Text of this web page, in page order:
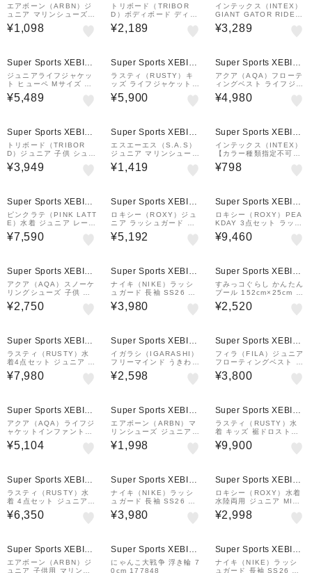
&mall店
エアボーン（ARBN）ジ
ュニア マリンシューズ A
B2026SSJ-FTW001 B
LU
¥1,098
&mall店
トリボード（TRIBOR
D）ボディボード ディス
カバリー 8575537
¥2,189
&mall店
インテックス（INTEX）
GIANT GATOR RIDE O
N フロート 58562 NP2
6
¥3,289
Super Sports XEBIO
&mall店
ジュニアライフジャケッ
ト ヒューペ Mサイズ BS
J-212C-YM
¥5,489
Super Sports XEBIO
&mall店
ラスティ（RUSTY）キ
ッズ ライフジャケット 9
64930PUR
¥5,900
Super Sports XEBIO
&mall店
アクア（AQA）フローテ
ィングベスト ライフジャ
ケット キッズ 子供用 23
KA-9026 PPL
¥4,980
Super Sports XEBIO
&mall店
トリボード（TRIBOR
D）ジュニア 子供 シュノ
ーケリング フルフェイス
マスク イージーブレス 8
¥3,949
Super Sports XEBIO
&mall店
エスエーエス（S.A.S）
ジュニア マリンシューズ
SS3TER37992 SAX
¥1,419
Super Sports XEBIO
&mall店
インテックス（INTEX）
【カラー種類指定不可】
キッズ 浮き輪 フロート
KIDDIE FLOATS 5958
¥798
Super Sports XEBIO
&mall店
ピンクラテ（PINK LATT
E）水着 ジュニア レース
パンツ3Pセット 33633
52
¥7,590
Super Sports XEBIO
&mall店
ロキシー（ROXY）ジュ
ニア ラッシュガード 長
袖 MINI ARTSY FLOR
AL LOGO STAND ラッ
¥5,192
Super Sports XEBIO
&mall店
ロキシー（ROXY）PEA
KDAY 3点セット ラッシ
ュTシャツ付き 水着 26S
PTSW261102BLU
¥9,460
Super Sports XEBIO
&mall店
アクア（AQA）スノーケ
リングシューズ 子供 キ
ッズ シュノーケル スノ
ーケル 水遊び 24KW-44
¥2,750
Super Sports XEBIO
&mall店
ナイキ（NIKE）ラッシ
ュガード 長袖 SS26 ト
ドラー ボーイズ ジップ
付きラッシュガード 199
¥3,980
Super Sports XEBIO
&mall店
すみっコぐらし かんたん
プール 152cm×25cm ビ
ニールプール 家庭用 子
供用 水遊び
¥2,520
Super Sports XEBIO
&mall店
ラスティ（RUSTY）水
着4点セット ジュニア ス
マイル 964806BLK
¥7,980
Super Sports XEBIO
&mall店
イガラシ（IGARASHI）
フリーマインド うきわ 9
0cm RLE-90D
¥2,598
Super Sports XEBIO
&mall店
フィラ（FILA）ジュニア
フローティングベスト 1
23480TQ
¥3,800
Super Sports XEBIO
&mall店
アクア（AQA）ライフジ
ャケットインファントDX
II 幼児用 KA-9027 フィ
ッシュ
¥5,104
Super Sports XEBIO
&mall店
エアボーン（ARBN）マ
リンシューズ ジュニア A
B2024SSJ-FTW003PU
L
¥1,998
Super Sports XEBIO
&mall店
ラスティ（RUSTY）水
着 キッズ 裾ドロストニ
コちゃんラッシュTシャ
ツ付き 4点セット 9668
¥9,900
Super Sports XEBIO
&mall店
ラスティ（RUSTY）水
着 4点セット ジュニア
ガールズ Tシャツ付き 上
下セット 964802NVY
¥6,350
Super Sports XEBIO
&mall店
ナイキ（NIKE）ラッシ
ュガード 長袖 SS26 ト
ドラー ボーイズ ジップ
付きラッシュガード 199
¥3,980
Super Sports XEBIO
&mall店
ロキシー（ROXY）水着
水陸両用 ジュニア MINI
LUNCH CALM ボードシ
ョーツ 25SPTBS25110
¥2,998
Super Sports XEBIO
&mall店
エアボーン（ARBN）ジ
ュニア 子供用 マリンシ
Super Sports XEBIO
&mall店
にゃんこ大戦争 浮き輪 7
0cm 177848
Super Sports XEBIO
&mall店
ナイキ（NIKE）ラッシ
ュガード 長袖 SS26 ト